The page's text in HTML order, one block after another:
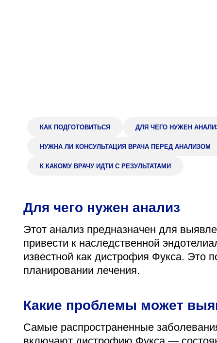
КАК ПОДГОТОВИТЬСЯ ДЛЯ ЧЕГО НУЖЕН
НУЖНА ЛИ КОНСУЛЬТАЦИЯ ВРАЧА ПЕРЕД АНАЛИЗОМ
К КАКОМУ ВРАЧУ ИДТИ С РЕЗУЛЬТАТАМИ
Для чего нужен анализ
Этот анализ предназначен для
привести к наследственной
известной как дистрофия Фукса. Это
планировании лечения.
Какие проблемы может
Самые распространенные